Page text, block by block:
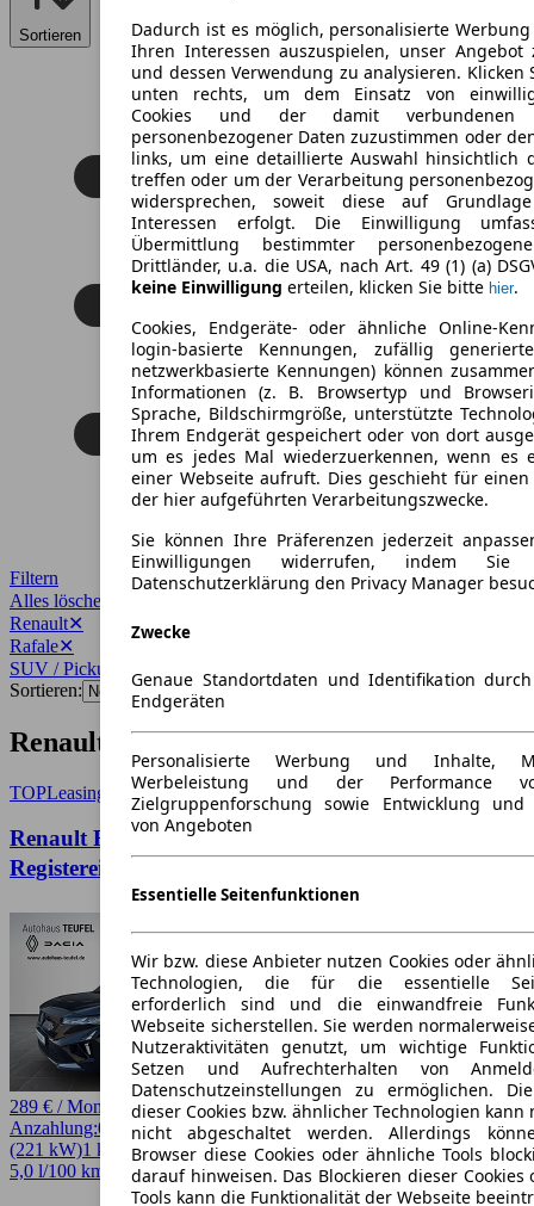
Dadurch ist es möglich, personalisierte
Ihren Interessen auszuspielen, unser Angebot
und dessen Verwendung zu analysieren. Klicken
unten rechts, um dem Einsatz von
Cookies und der damit verbundenen
personenbezogener Daten zuzustimmen oder
links, um eine detaillierte Auswahl hinsichtlich
treffen oder um der Verarbeitung
widersprechen, soweit diese auf
Interessen erfolgt. Die Einwilligung
Übermittlung bestimmter
Drittländer, u.a. die USA, nach Art. 49 (1) (a)
keine Einwilligung erteilen, klicken Sie bitte hier.
Cookies, Endgeräte- oder ähnliche Online-
login-basierte Kennungen, zufällig
netzwerkbasierte Kennungen) können
Informationen (z. B. Browsertyp und
Sprache, Bildschirmgröße, unterstützte
Ihrem Endgerät gespeichert oder von dort
um es jedes Mal wiederzuerkennen, wenn es
einer Webseite aufruft. Dies geschieht für
der hier aufgeführten Verarbeitungszwecke.
Sie können Ihre Präferenzen jederzeit
Einwilligungen widerrufen, indem
Datenschutzerklärung den Privacy Manager
Zwecke
Genaue Standortdaten und Identifikation
Endgeräten
Personalisierte Werbung und Inhalte,
Werbeleistung und der Performance
Zielgruppenforschung sowie Entwicklung und
von Angeboten
Essentielle Seitenfunktionen
Wir bzw. diese Anbieter nutzen Cookies oder
Technologien, die für die essentielle
erforderlich sind und die einwandfreie
Webseite sicherstellen. Sie werden
Nutzeraktivitäten genutzt, um wichtige
Setzen und Aufrechterhalten von
Datenschutzeinstellungen zu ermöglichen.
dieser Cookies bzw. ähnlicher Technologien kann
nicht abgeschaltet werden. Allerdings
Browser diese Cookies oder ähnliche Tools
darauf hinweisen. Das Blockieren dieser
Tools kann die Funktionalität der Webseite
Sortieren
Filtern
Alles löschen
Renault✕
Rafale✕
SUV / Pickup
Sortieren:
Renault Rafale SUV / Pickup Angebote
TOPLeasing
Renault Rafale !!!Nur für Unternehmen mit
Registereintrag!!!📖🖊️Esprit Alpine E-Tech 200
289 € / Monat
Anzahlung:0,00 €Laufzeit:36 Monate km/Jahr:10.000Andere300 PS
(221 kW)1 km EZ 08/2026AutomatikSUV / Pickup4 Türen
5,0 l/100 km (komb.)* · 114 g/km CO2* · CO2-Klasse C